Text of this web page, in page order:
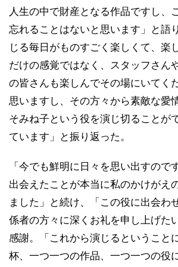
人生の中で財産となる作品ですし、
忘れることはないと思います」と語
じる毎日がものすごく楽しくて、楽
だけの感覚ではなく、スタッフさん
の皆さんも楽しんでその場にいてく
思いますし、その方々から素敵な愛
そみね子という役を演じ切ることが
ています」と振り返った。
「今でも鮮明に日々を思い出すので
出会えたことが本当に私のかけがえ
ました」と続け、「この役に出会わ
係者の方々に深くお礼を申し上げた
感謝。「これから演じるということ
杯、一つ一つの作品、一つ一つの役